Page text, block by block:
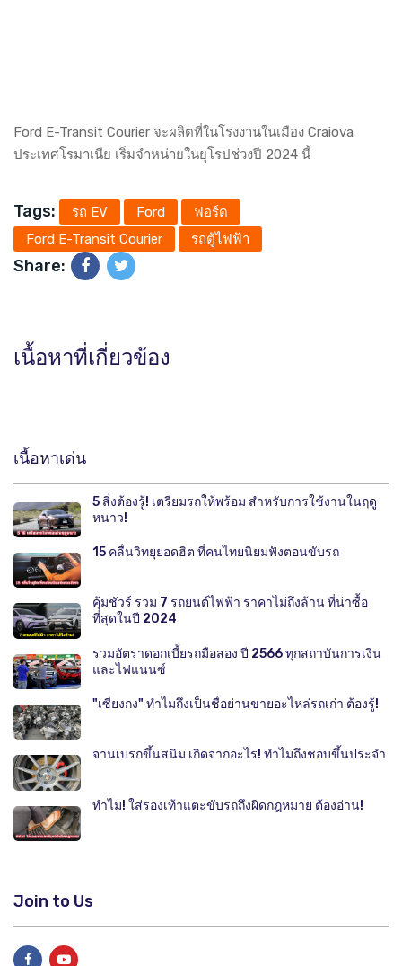
Ford E-Transit Courier จะผลิตที่ในโรงงานในเมือง Craiova
ประเทศโรมาเนีย เริ่มจำหน่ายในยุโรปช่วงปี 2024 นี้
Tags: รถ EV Ford
ฟอร์ด
Ford E-Transit Courier
รถตู้ไฟฟ้า
Share:
เนื้อหาที่เกี่ยวข้อง
เนื้อหาเด่น
5 สิ่งต้องรู้! เตรียมรถให้พร้อม สำหรับการใช้งานในฤดู
หนาว!
15 คลื่นวิทยุยอดฮิต ที่คนไทยนิยมฟังตอนขับรถ
คุ้มชัวร์ รวม 7 รถยนต์ไฟฟ้า ราคาไม่ถึงล้าน ที่น่าซื้อ
ที่สุดในปี 2024
รวมอัตราดอกเบี้ยรถมือสอง ปี 2566 ทุกสถาบันการเงิน
และไฟแนนซ์
"เซียงกง" ทำไมถึงเป็นชื่อย่านขายอะไหล่รถเก่า ต้องรู้!
จานเบรกขึ้นสนิม เกิดจากอะไร! ทำไมถึงชอบขึ้นประจำ
ทำไม! ใส่รองเท้าแตะขับรถถึงผิดกฎหมาย ต้องอ่าน!
Join to Us